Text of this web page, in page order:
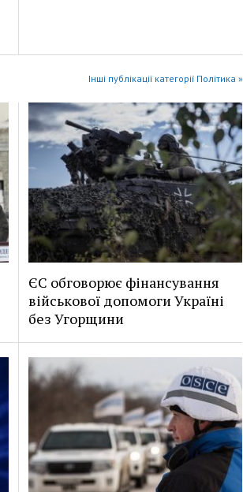
Інші публікації категорії Політика »
ЄС обговорює фінансування
військової допомоги Україні
без Угорщини